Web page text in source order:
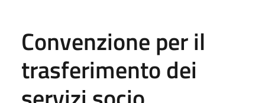
Convenzione per il
trasferimento dei